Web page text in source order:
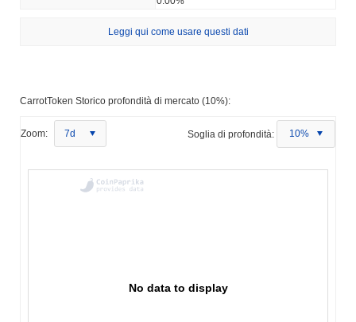
Leggi qui come usare questi dati
CarrotToken Storico profondità di mercato (10%):
Zoom: 7d Soglia di profondità: 10%
No data to display